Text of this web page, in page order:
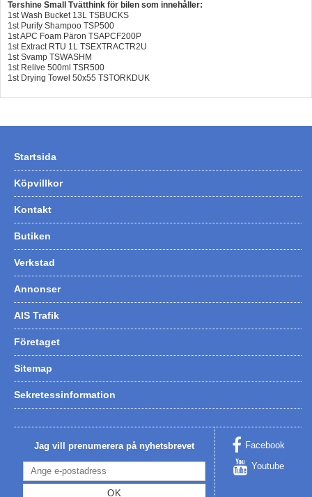
Kamasa Tools - Verktyg
Calix - Packline - Takboxar
Thule - Takboxar
Thule - Lasthållare
Begagnade Motorer & Båtar
Tershine Small Tvätthink för bilen som innehåller:
1st Wash Bucket 13L TSBUCKS
1st Purify Shampoo TSP500
1st APC Foam Päron TSAPCF200P
1st Extract RTU 1L TSEXTRACTR2U
1st Svamp TSWASHM
1st Relive 500ml TSR500
1st Drying Towel 50x55 TSTORKDUK
Startsida
Köpvillkor
Kontakt
Butiken
Verkstad
Annonser
AIS Trafik
Företaget
Sitemap
Sekretessinformation
Jag vill prenumerera på nyhetsbrevet
OK
Facebook
Youtube